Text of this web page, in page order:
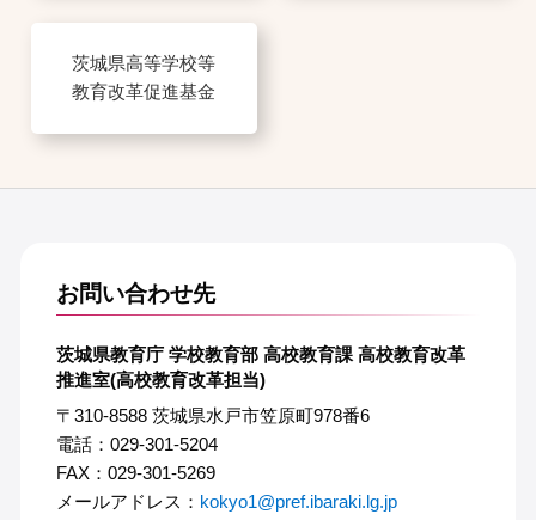
茨城県高等学校等
教育改革促進基金
お問い合わせ先
茨城県教育庁 学校教育部 高校教育課 高校教育改革
推進室(高校教育改革担当)
〒310-8588 茨城県水戸市笠原町978番6
電話：029-301-5204
FAX：029-301-5269
メールアドレス： kokyo1@pref.ibaraki.lg.jp